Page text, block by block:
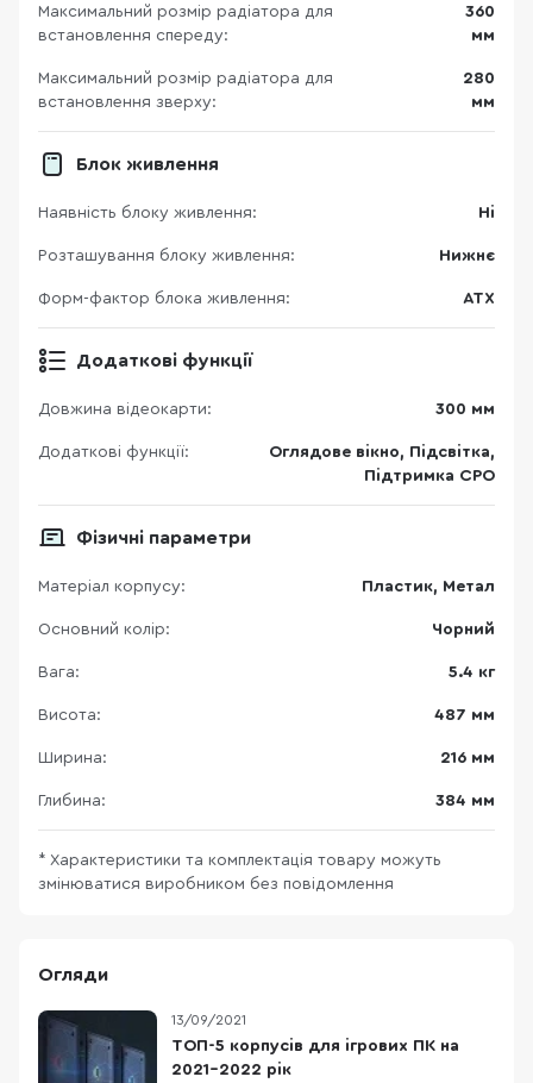
Максимальний розмір радіатора для
встановлення спереду:
360
мм
Максимальний розмір радіатора для
встановлення зверху:
280
мм
Блок живлення
Наявність блоку живлення: Ні
Розташування блоку живлення: Нижнє
Форм-фактор блока живлення: ATX
Додаткові функції
Довжина відеокарти: 300 мм
Додаткові функції:
Оглядове вікно, Підсвітка,
Підтримка СРО
Фізичні параметри
Матеріал корпусу: Пластик, Метал
Основний колір: Чорний
Вага: 5.4 кг
Висота: 487 мм
Ширина: 216 мм
Глибина: 384 мм
* Характеристики та комплектація товару можуть
змінюватися виробником без повідомлення
Огляди
13/09/2021
ТОП-5 корпусів для ігрових ПК на
2021-2022 рік